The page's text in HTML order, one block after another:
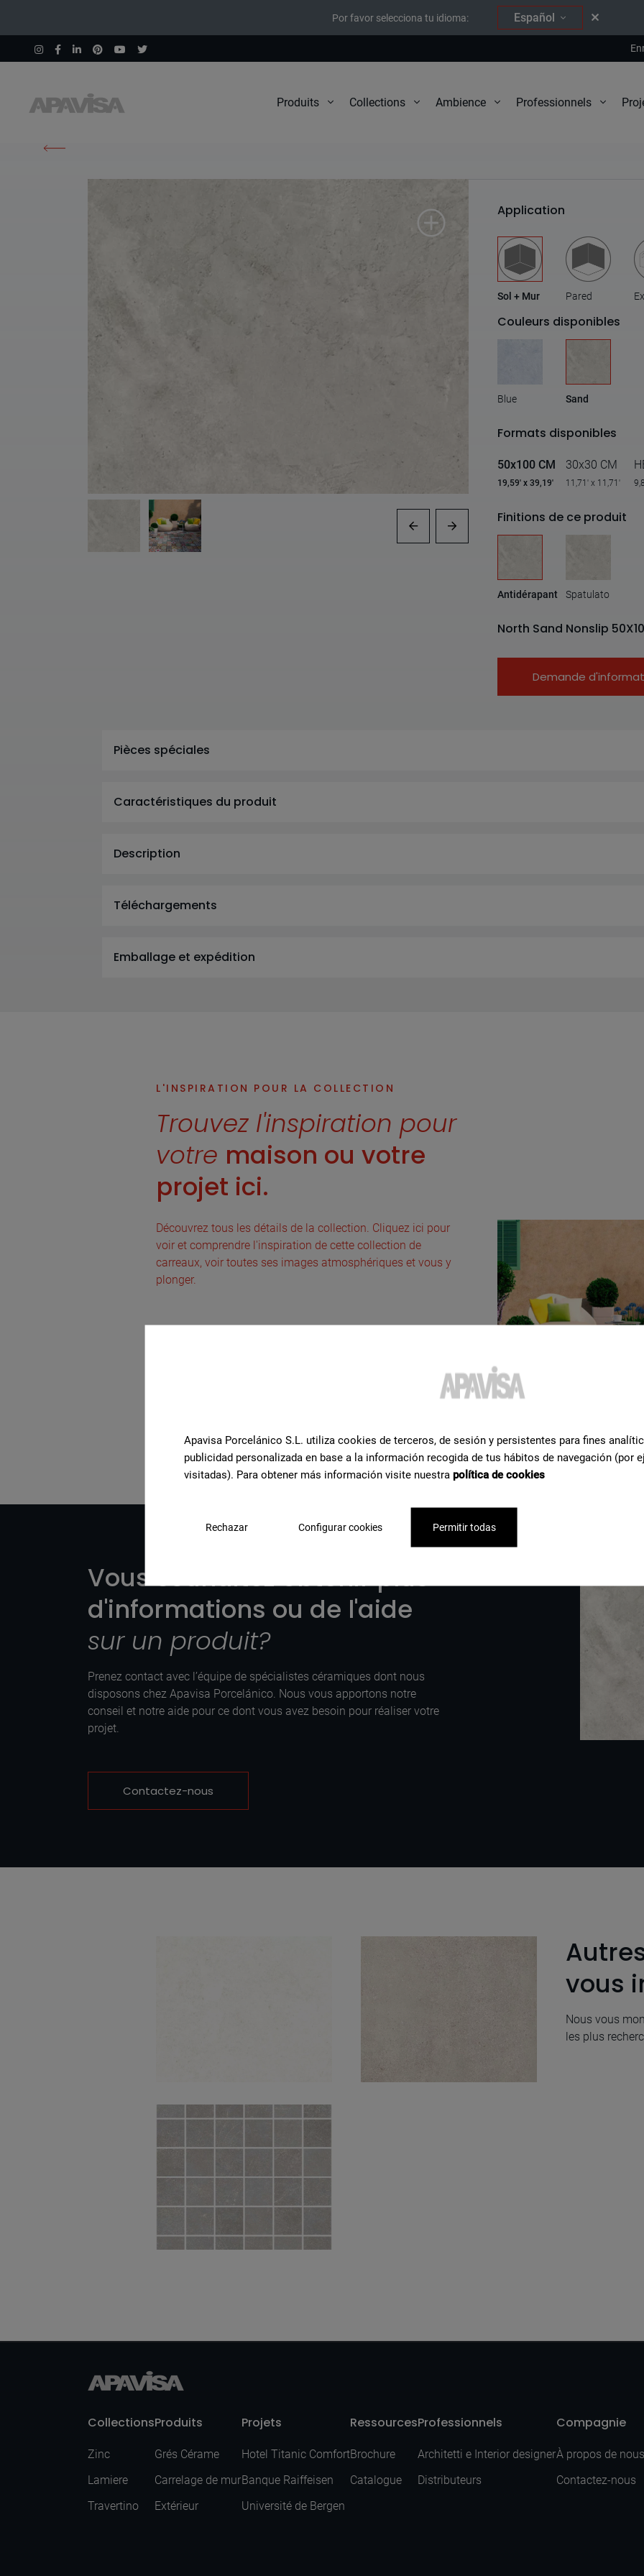
Por favor selecciona tu idioma: Español
Produits Collections Ambience Professionnels
Application
Sol + Mur Pared
Couleurs disponibles
Blue Sand
Formats disponibles
50x100 CM
19,59' x 39,19'
30x30 CM
11,71' x 11,71'
Finitions de ce produit
Antidérapant Spatulato
North Sand Nonslip
Demande
Pièces spéciales
Caractéristiques du produit
Description
Téléchargements
Emballage et expédition
L'INSPIRATION POUR LA COLLECTION
Trouvez l'inspiration pour
votre maison ou votre
projet ici.
Découvrez tous les détails de la collection. Cliquez ici pour
voir et comprendre l'inspiration de cette collection de
carreaux, voir toutes ses images atmosphériques et vous y
plonger.
Vous souhaitez obtenir plus
d'informations ou de l'aide
sur un produit?
Prenez contact avec l’équipe de spécialistes céramiques dont nous
disposons chez Apavisa Porcelánico. Nous vous apportons notre
conseil et notre aide pour ce dont vous avez besoin pour réaliser votre
projet.
Contactez-nous
Emotion White
Natural 60X60
vous
Nous vous
les plus
Collections
Zinc
Lamiere
Travertino
Produits
Grés Cérame
Carrelage de mur
Extérieur
Projets
Hotel Titanic Comfort
Banque Raiffeisen
Université de Bergen
Ressources
Brochure
Catalogue
Professionnels
Architetti e Interior designer
Distributeurs
Compagnie
À propos de nous
Contactez-nous
Apavisa Porcelánico S.L. utiliza cookies de terceros, de sesión y persistentes para fines
publicidad personalizada en base a la información recogida de tus hábitos de navegación (por
visitadas). Para obtener más información visite nuestra política de cookies
Rechazar Configurar cookies Permitir todas